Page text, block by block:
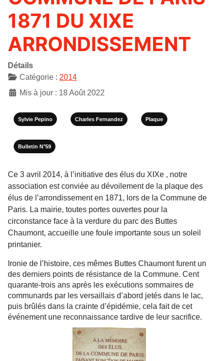
1871 DU XIXE
ARRONDISSEMENT
Détails
Catégorie : 2014
Mis à jour : 18 Août 2022
Sylvie Pepino Charles Fernandez Plaque
Bulletin N°59
Ce 3 avril 2014, à l’initiative des élus du XIXe , notre
association est conviée au dévoilement de la plaque des
élus de l’arrondissement en 1871, lors de la Commune de
Paris. La mairie, toutes portes ouvertes pour la
circonstance face à la verdure du parc des Buttes
Chaumont, accueille une foule importante sous un soleil
printanier.
Ironie de l’histoire, ces mêmes Buttes Chaumont furent un
des derniers points de résistance de la Commune. Cent
quarante-trois ans après les exécutions sommaires de
communards par les versaillais d’abord jetés dans le lac,
puis brûlés dans la crainte d’épidémie, cela fait de cet
événement une reconnaissance tardive de leur sacrifice.